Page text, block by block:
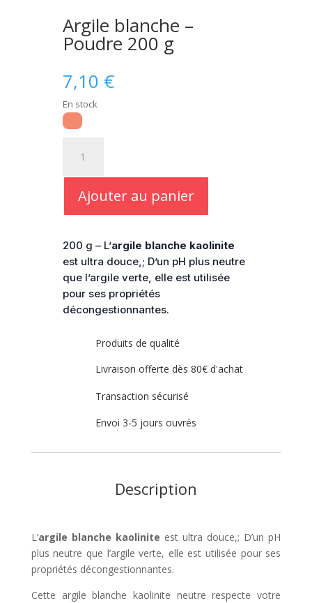
Argile blanche –
Poudre 200 g
7,10 €
En stock
Argile
blanche
200
g
Ajouter au panier
200 g – L’argile blanche kaolinite
est ultra douce,; D’un pH plus neutre
que l’argile verte, elle est utilisée
pour ses propriétés
décongestionnantes.
Produits de qualité
Livraison offerte dès 80€ d'achat
Transaction sécurisé
Envoi 3-5 jours ouvrés
Description
L’argile blanche kaolinite est ultra douce,; D’un pH
plus neutre que l’argile verte, elle est utilisée pour ses
propriétés décongestionnantes.
Cette argile blanche kaolinite neutre respecte votre